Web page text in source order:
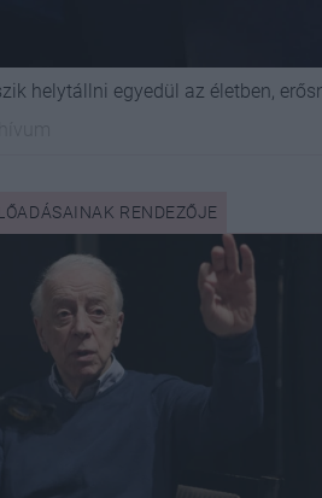
helytállni egyedül az életben,